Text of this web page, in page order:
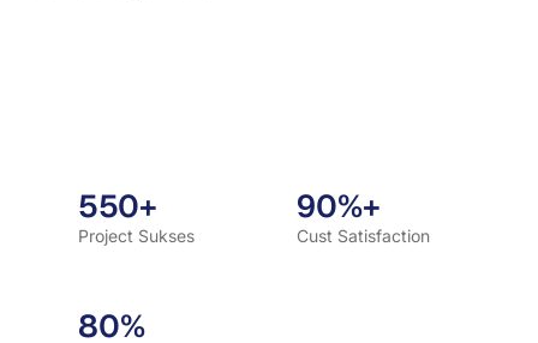
550+
Project Sukses
90%+
Cust Satisfaction
80%